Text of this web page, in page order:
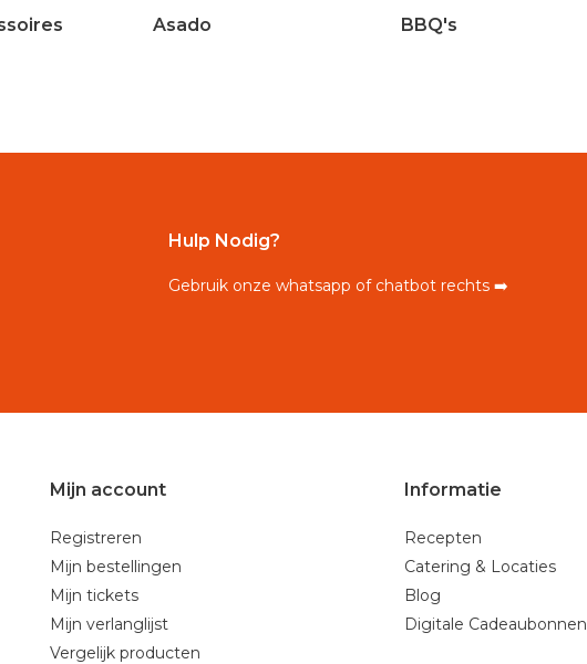
Asado BBQ's
Hulp Nodig?
Gebruik onze whatsapp of chatbot rechts ➡️
Mijn account
Registreren
Mijn bestellingen
Mijn tickets
Mijn verlanglijst
Vergelijk producten
Informatie
Recepten
Catering & Locaties
Blog
Digitale Cadeaubonnen